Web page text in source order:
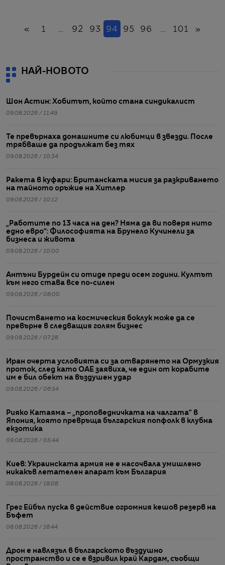
«Назад
1 ... 92 93 94 (настоящ)
95 96 ... 101 »
НАЙ-НОВОТО
Шон Астин: Хобитът, който стана синдикалист
09.08.2026 / 11:49
Те превърнаха домашните си любимци в звезди. После
трябваше да продължат без тях
09.08.2026 / 10:34
Ракета в куфари: Британската мисия за разкриването
на тайното оръжие на Хитлер
09.08.2026 / 10:12
„Работите по 13 часа на ден? Няма да ви поверя нито
едно евро“: Философията на Брунело Кучинели за
бизнеса и живота
09.08.2026 / 10:00
Антъни Бурдейн си отиде преди осем години. Култът
към него става все по-силен
09.08.2026 / 08:00
Почистването на космическия боклук може да се
превърне в следващия голям бизнес
09.08.2026 / 07:28
Иран очерта условията си за отварянето на Ормузкия
проток, след като ОАЕ заявиха, че един от корабите
им е бил обект на въздушен удар
09.08.2026 / 06:54
Рияко Катаяма – „проповедничката на чалгата“ в
Япония, която превръща българския попфолк в клубна
екзотика
09.08.2026 / 05:44
Киев: Украинската армия не е насочвала умишлено
никакъв летателен апарат към България
08.08.2026 / 18:08
Грег Ейбъл пуска в действие огромния кешов резерв на
Бъфет
08.08.2026 / 16:44
Дрон е навлязъл в българското въздушно
пространство и се е взривил край Кардам, съобщи